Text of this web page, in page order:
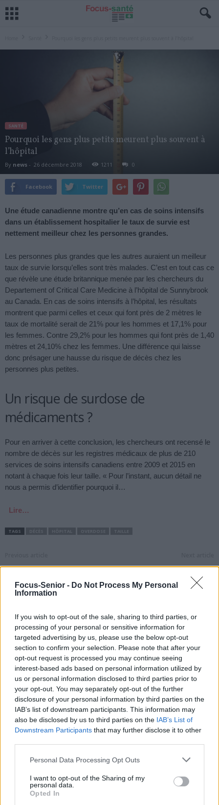
Focus-Senior - Do Not Process My Personal
Information
If you wish to opt-out of the sale, sharing to third parties, or
processing of your personal or sensitive information for
targeted advertising by us, please use the below opt-out
section to confirm your selection. Please note that after your
opt-out request is processed you may continue seeing
interest-based ads based on personal information utilized by
us or personal information disclosed to third parties prior to
your opt-out. You may separately opt-out of the further
disclosure of your personal information by third parties on the
IAB’s list of downstream participants. This information may
also be disclosed by us to third parties on the IAB’s List of
Downstream Participants that may further disclose it to other
Personal Data Processing Opt Outs
I want to opt-out of the Sharing of my
personal data.
Opted In
SANTÉ
Pourquoi les gens plus petits meurent plus souvent à
l’hôpital
By news - 26 décembre 2018 1211 0
Facebook Twitter
Une étude canadienne montre qu’en cas de soins intensifs
dans un établissement hospitalier le taux de survie est
nettement meilleur chez les personnes grandes.
Les personnes plus grandes que les autres auraient un meilleur
taux de survie lorsqu’elles sont très malades. C’est en tout cas ce
que révèle une étude britannique menée par les chercheurs du
Departement of Critical Care Medicine à l’hôpital de Sunnybrook
au Canada. En cas de soins intensifs à l’hôpital, les résultats
montrent que parmi celles et ceux qui font près de 2 mètres le
taux de mortalité serait de 21% pour les hommes et 17,1% pour
les femmes. Contre 29,2% pour les hommes qui font près de 1,40
mètres et 24,10% chez les femmes. Une différence qui laisse
donc présager une hausse du risque de décès chez les
personnes plus petites.
Un risque de surdose de
médicaments ?
Pour en arriver à cette conclusion, les chercheurs ont recensé le
nombre de décès sur les registres médicaux de plus de 210
services de soins intensifs canadiens entre 2009 et 2015 en
notant à chaque fois leur taille. « Pour l’instant, aucun détail ne
nous a permis d’identifier pourquoi il…
Lire…
TAGS
Morsure d’araignée :
Remboursement des soins
dentaires : comment ça
fonctionne ?
news
RELATED ARTICLES MORE FROM AUTHOR
clé pour préserver votre
cerveau ou le mettre en
Santé
problèmes urinaires : le
secret inattendu des
d’hypertension à ne pas